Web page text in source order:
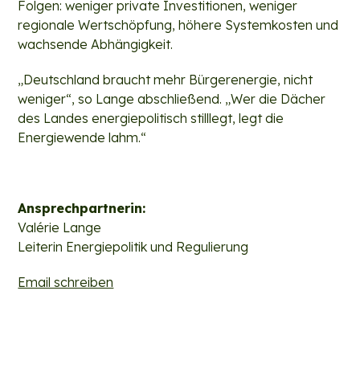
Folgen: weniger private Investitionen, weniger
regionale Wertschöpfung, höhere Systemkosten und
wachsende Abhängigkeit.
„Deutschland braucht mehr Bürgerenergie, nicht
weniger“, so Lange abschließend. „Wer die Dächer
des Landes energiepolitisch stilllegt, legt die
Energiewende lahm.“
Ansprechpartnerin:
Valérie Lange
Leiterin Energiepolitik und Regulierung
Email schreiben